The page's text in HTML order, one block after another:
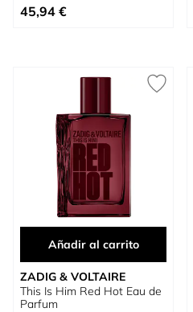
Tan bajo como
45,94 €
Añadir al carrito
ZADIG & VOLTAIRE
This Is Him Red Hot Eau de
Parfum